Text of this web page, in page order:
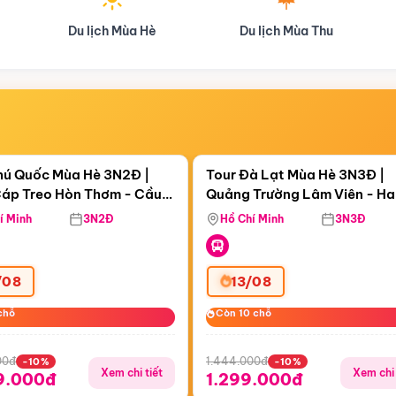
Du lịch Mùa Hè Du lịch Mùa Thu
15:19:01
Treo Hòn Thơm
Quốc Mùa Hè 3N2Đ |
Treo Hòn Thơm - Cầu
Viên Nước Aquatopia
Minh 3N2Đ
-10%
Xem chi tiết
Còn05 ngày 15:19:01
Tour Đà Lạt Mùa Hè 3N3Đ |
Quảng Trường Lâm Viên -
Hill - Puppy Farm
Hồ Chí Minh 3N3Đ
13/08
Còn 10 chỗ
Còn 10 chỗ
1.444.000đ -10%
1.299.000đ Xem